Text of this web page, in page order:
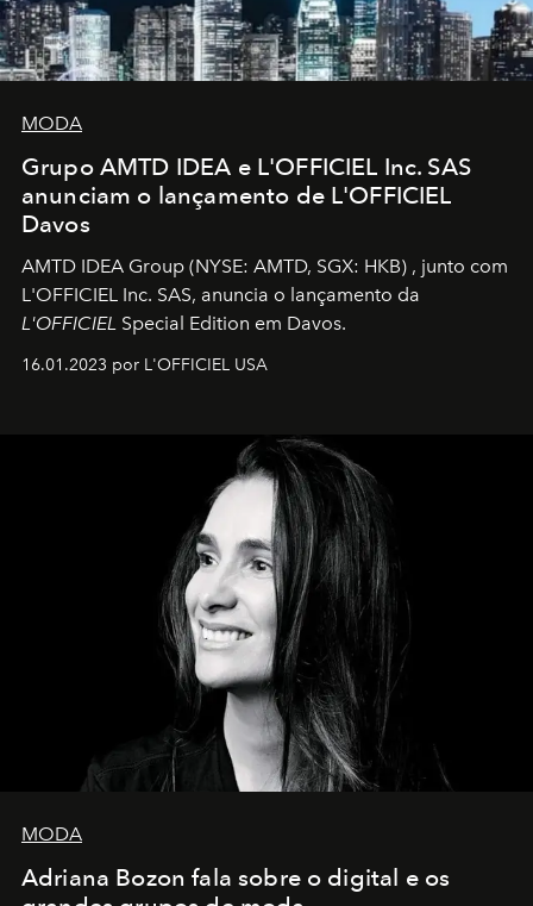
MODA
Grupo AMTD IDEA e L'OFFICIEL Inc. SAS
anunciam o lançamento de L'OFFICIEL
Davos
AMTD IDEA Group (NYSE: AMTD, SGX: HKB) , junto com
L'OFFICIEL Inc. SAS, anuncia o lançamento da
L'OFFICIEL Special Edition em Davos.
16.01.2023 por L'OFFICIEL USA
MODA
Adriana Bozon fala sobre o digital e os